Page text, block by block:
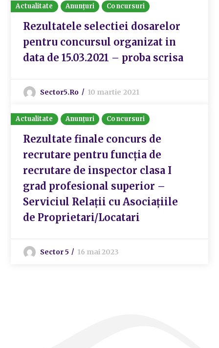
Actualitate Anunțuri Concursuri
Rezultatele selectiei dosarelor
pentru concursul organizat in
data de 15.03.2021 – proba scrisa
Sector5.ro 10 martie 2021
Actualitate Anunțuri Concursuri
Rezultate finale concurs de
recrutare pentru funcția de
recrutare de inspector clasa I
grad profesional superior –
Serviciul Relații cu Asociațiile
de Proprietari/Locatari
Sector 5 16 mai 2023